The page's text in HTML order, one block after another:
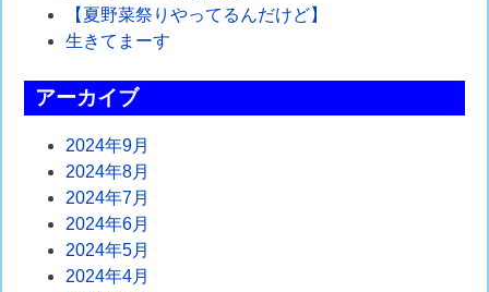
シ
ン
【夏野菜祭りやってるんだけど】
生きてまーす
アーカイブ
2024年9月
2024年8月
2024年7月
2024年6月
2024年5月
2024年4月